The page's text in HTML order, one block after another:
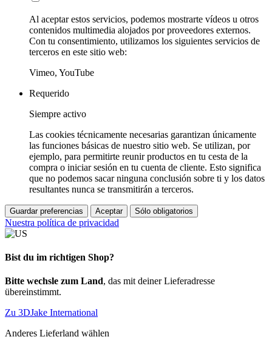
Al aceptar estos servicios, podemos mostrarte vídeos u otros
contenidos multimedia alojados por proveedores externos.
Con tu consentimiento, utilizamos los siguientes servicios de
terceros en este sitio web:
Vimeo, YouTube
Requerido
Siempre activo
Las cookies técnicamente necesarias garantizan únicamente
las funciones básicas de nuestro sitio web. Se utilizan, por
ejemplo, para permitirte reunir productos en tu cesta de la
compra o iniciar sesión en tu cuenta de cliente. Esto significa
que no podemos sacar ninguna conclusión sobre ti y los datos
resultantes nunca se transmitirán a terceros.
Guardar preferencias Aceptar Sólo obligatorios
Nuestra política de privacidad
Bist du im richtigen Shop?
Bitte wechsle zum Land, das mit deiner Lieferadresse
übereinstimmt.
Zu 3DJake International
Anderes Lieferland wählen